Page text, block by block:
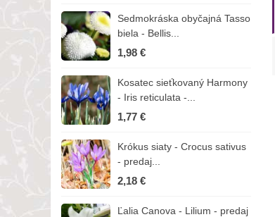
Sedmokráska obyčajná Tasso
biela - Bellis...
1,98 €
Kosatec sieťkovaný Harmony
- Iris reticulata -...
1,77 €
Krókus siaty - Crocus sativus
- predaj...
2,18 €
Ľalia Canova - Lilium - predaj